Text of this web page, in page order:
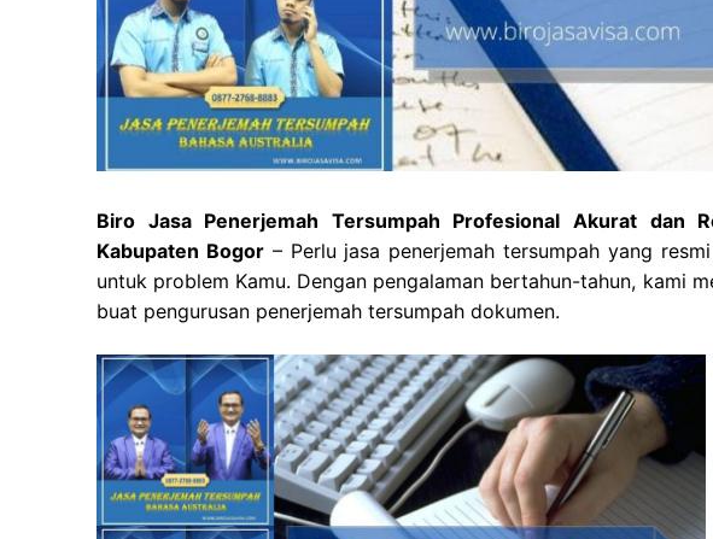
Biro Jasa Penerjemah Tersumpah Profesional Akurat dan
Kabupaten Bogor– Perlu jasa penerjemah tersumpah yang
untuk problem Kamu. Dengan pengalaman bertahun-tahun, kami
buat pengurusan penerjemah tersumpah dokumen.